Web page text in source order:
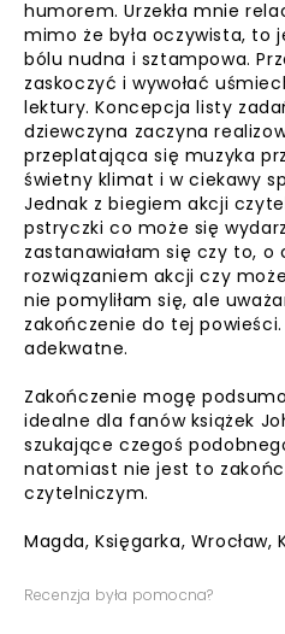
humorem. Urzekła mnie
mimo że była oczywista, to
bólu nudna i sztampowa.
zaskoczyć i wywołać
lektury. Koncepcja listy
dziewczyna zaczyna
przeplatająca się muzyka
świetny klimat i w ciekawy
Jednak z biegiem akcji
pstryczki co może się
zastanawiałam się czy to, o
rozwiązaniem akcji czy
nie pomyliłam się, ale
zakończenie do tej
adekwatne.
Zakończenie mogę
idealne dla fanów książek
szukające czegoś
natomiast nie jest to
czytelniczym.
Magda, Księgarka, Wrocław,
Recenzja była pomocna?